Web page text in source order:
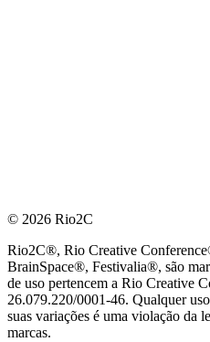
© 2026 Rio2C
Rio2C®, Rio Creative
BrainSpace®, Festivalia®, são
de uso pertencem a Rio Creative
26.079.220/0001-46. Qualquer
suas variações é uma violação da
marcas.